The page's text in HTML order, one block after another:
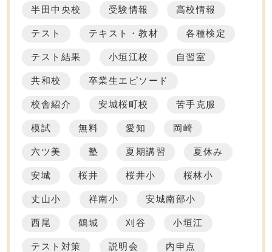
半田中央校 受験情報 高校情報
テスト テキスト・教材 各種検定
テスト結果 小垣江校 自習室
共和校 卒業生エピソード
校舎紹介 安城桜町校 苦手克服
模試 無料 愛知 岡崎
六ツ美 塾 夏期講習 夏休み
安城 桜井 桜井小 桜林小
丈山小 祥南小 安城南部小
西尾 鶴城 刈谷 小垣江
テスト対策 説明会 内申点